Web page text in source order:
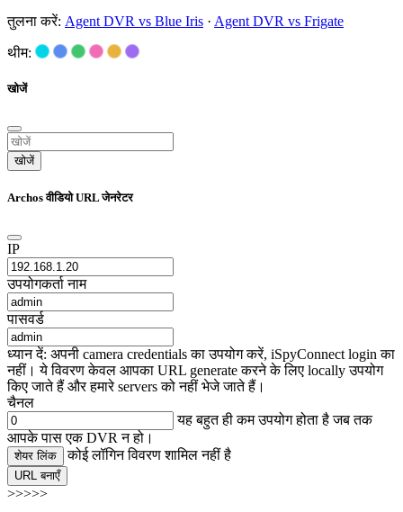
तुलना करें: Agent DVR vs Blue Iris · Agent DVR vs Frigate
थीम:
खोजें
खोजें
Archos वीडियो URL जेनरेटर
IP
उपयोगकर्ता नाम
पासवर्ड
ध्यान दें: अपनी camera credentials का उपयोग करें, iSpyConnect login का
नहीं। ये विवरण केवल आपका URL generate करने के लिए locally उपयोग
किए जाते हैं और हमारे servers को नहीं भेजे जाते हैं।
चैनल
यह बहुत ही कम उपयोग होता है जब तक
आपके पास एक DVR न हो।
शेयर लिंक कोई लॉगिन विवरण शामिल नहीं है
URL बनाएँ
>>>>>